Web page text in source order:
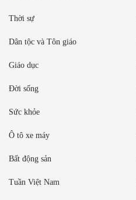
Thời sự
Dân tộc và Tôn giáo
Giáo dục
Đời sống
Sức khỏe
Ô tô xe máy
Bất động sản
Tuần Việt Nam